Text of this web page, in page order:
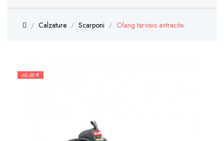
Calzature Scarponi Olang tarvisio antracite
-62,00 €
-62,00 €